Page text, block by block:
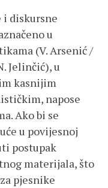
diskursne
u
(V. Arsenić /
Jelinčić), u
kasnijim
napose
Ako bi se
u povijesnoj
postupak
materijala, što
pjesnike